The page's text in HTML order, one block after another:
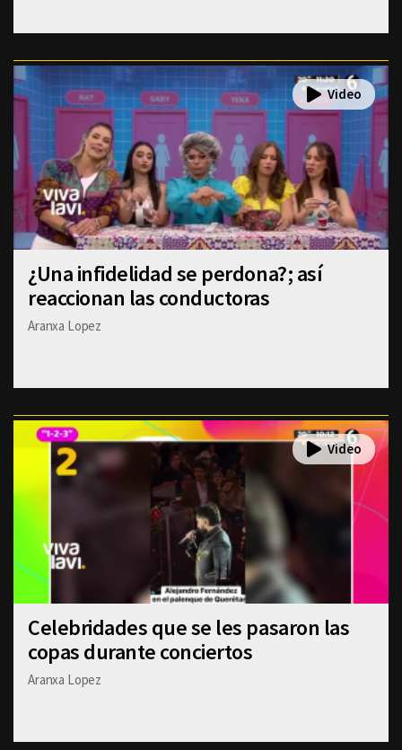
¿Una infidelidad se perdona?; así
reaccionan las conductoras
Aranxa Lopez
Celebridades que se les pasaron las
copas durante conciertos
Aranxa Lopez